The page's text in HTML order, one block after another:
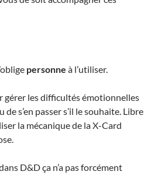
personne à l’utiliser.
gérer les difficultés émotionnelles
s’en passer s’il le souhaite. Libre
la mécanique de la X-Card
D&D ça n’a pas forcément